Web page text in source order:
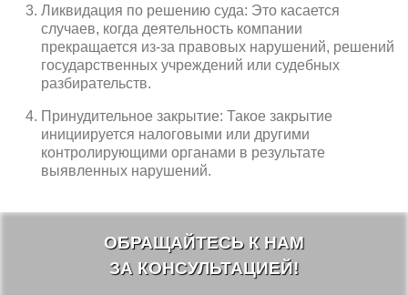
Ликвидация по решению суда: Это касается
случаев, когда деятельность компании
прекращается из-за правовых нарушений, решений
государственных учреждений или судебных
разбирательств.
Принудительное закрытие: Такое закрытие
инициируется налоговыми или другими
контролирующими органами в результате
выявленных нарушений.
ОБРАЩАЙТЕСЬ К НАМ
ЗА КОНСУЛЬТАЦИЕЙ!